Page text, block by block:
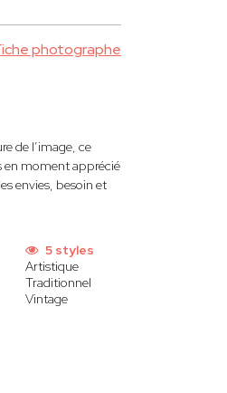
photographe
de l’image, ce
en moment apprécié
envies, besoin et
5 styles
Artistique
Traditionnel
Vintage